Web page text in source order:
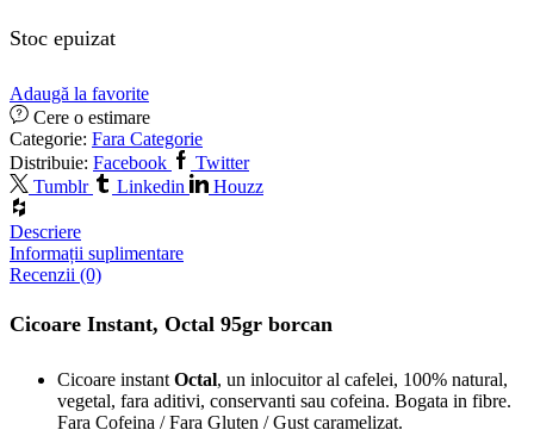
Stoc epuizat
Adaugă la favorite
Cere o estimare
Categorie: Fara Categorie
Distribuie: Facebook
Twitter
Tumblr
Linkedin Houzz
Descriere
Informații suplimentare
Recenzii (0)
Cicoare Instant, Octal 95gr borcan
Cicoare instant Octal, un inlocuitor al cafelei, 100% natural,
vegetal, fara aditivi, conservanti sau cofeina. Bogata in fibre.
Fara Cofeina / Fara Gluten / Gust caramelizat.